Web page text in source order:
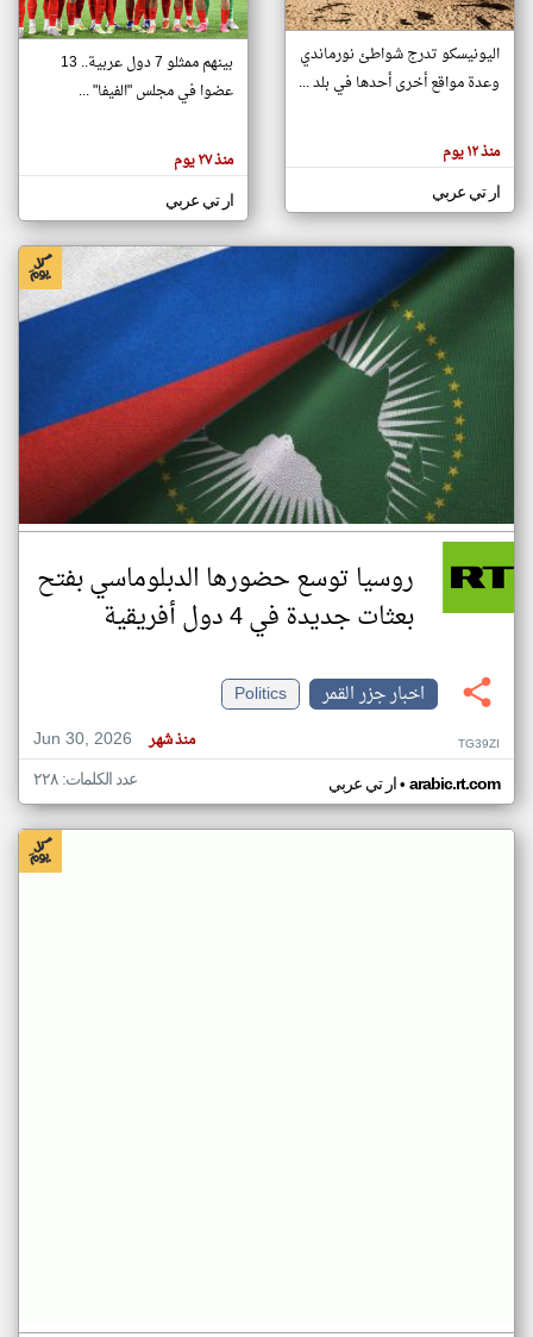
تغيير الدولة
اخبار جزر القمر على مدار الساعة
أهم اخبار جزر القمر العاجلة والمباشرة
هنا عن
وجهة
كاتبيها.
اليونيسكو تدرج شواطئ نورماندي
وعدة مواقع أخرى أحدها في بلد ...
منذ ١٢ يوم
ار تي عربي
بينهم ممثلو 7 دول عربية.. 13
عضوا في مجلس "الفيفا" ...
منذ ٢٧ يوم
ار تي عربي
روسيا توسع حضورها الدبلوماسي بفتح
بعثات جديدة في 4 دول أفريقية
اخبار جزر القمر
Politics
Jun 30, 2026
منذ شهر TG39ZI
ار تي عربي• arabic.rt.com عدد الكلمات: ٢٢٨
klyoum.com